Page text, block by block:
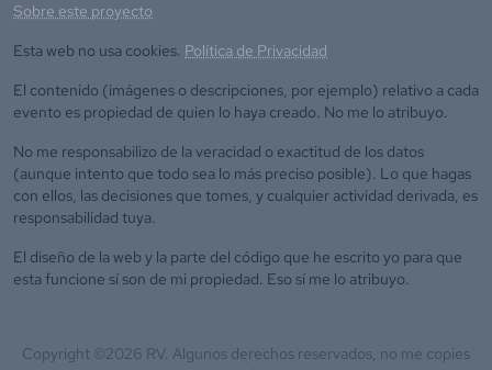
Sobre este proyecto
Esta web no usa cookies. Política de Privacidad
El contenido (imágenes o descripciones, por ejemplo) relativo a cada
evento es propiedad de quien lo haya creado. No me lo atribuyo.
No me responsabilizo de la veracidad o exactitud de los datos
(aunque intento que todo sea lo más preciso posible). Lo que hagas
con ellos, las decisiones que tomes, y cualquier actividad derivada, es
responsabilidad tuya.
El diseño de la web y la parte del código que he escrito yo para que
esta funcione sí son de mi propiedad. Eso sí me lo atribuyo.
Copyright ©2026 RV. Algunos derechos reservados, no me copies